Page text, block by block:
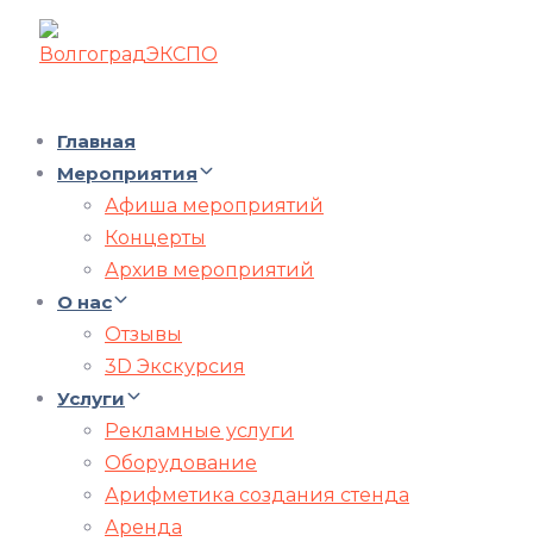
Главная
Мероприятия
Афиша мероприятий
Концерты
Архив мероприятий
О нас
Отзывы
3D Экскурсия
Услуги
Рекламные услуги
Оборудование
Арифметика создания стенда
Аренда